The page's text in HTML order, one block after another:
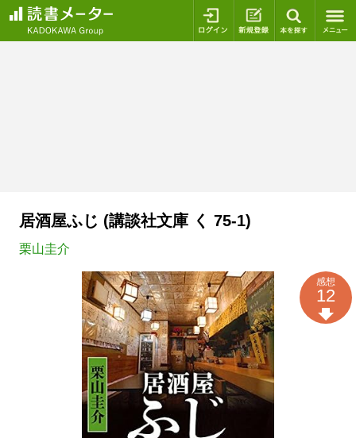
ログイン 新規登録
居酒屋ふじ (講談社文庫 く 75-1)
栗山圭介
感想
12